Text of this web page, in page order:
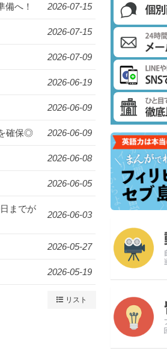
備へ！ 2026-07-15
2026-07-15
2026-07-09
2026-06-19
2026-06-09
確保◎ 2026-06-09
2026-06-08
2026-06-05
までが
2026-06-03
2026-05-27
2026-05-19
リスト